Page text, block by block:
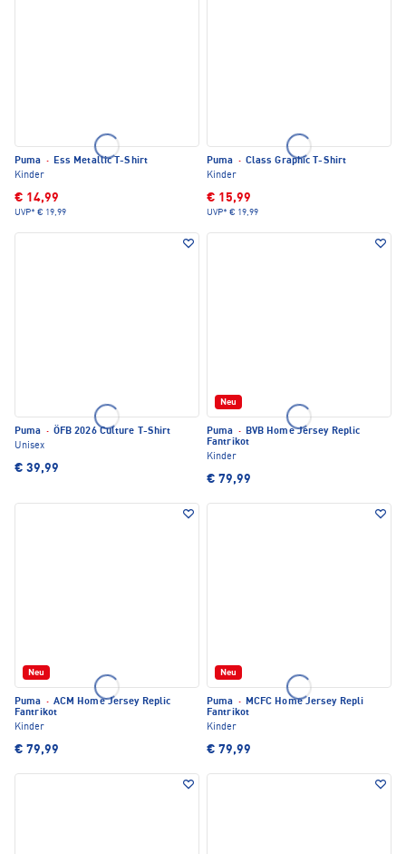
Puma · Ess Metallic T-Shirt
Kinder
€ 14,99
UVP* € 19,99
Puma · Class Graphic T-Shirt
Kinder
€ 15,99
UVP* € 19,99
Puma · ÖFB 2026 Culture T-Shirt
Unisex
€ 39,99
Neu
Puma · BVB Home Jersey Replic
Fantrikot
Kinder
€ 79,99
Neu
Puma · ACM Home Jersey Replic
Fantrikot
Kinder
€ 79,99
Neu
Puma · MCFC Home Jersey Repli
Fantrikot
Kinder
€ 79,99